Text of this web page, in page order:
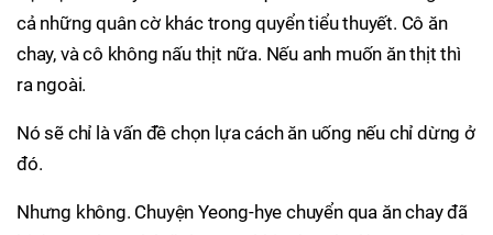
cả những quân cờ khác trong quyển tiểu thuyết. Cô ăn
chay, và cô không nấu thịt nữa. Nếu anh muốn ăn thịt thì
ra ngoài.
Nó sẽ chỉ là vấn đề chọn lựa cách ăn uống nếu chỉ dừng ở
đó.
Nhưng không. Chuyện Yeong-hye chuyển qua ăn chay đã